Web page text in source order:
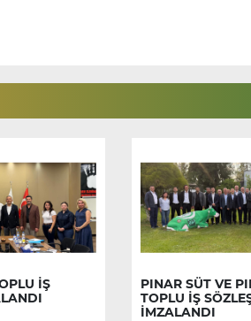
İŞ
PINAR SÜT VE
TOPLU İŞ
İMZALANDI